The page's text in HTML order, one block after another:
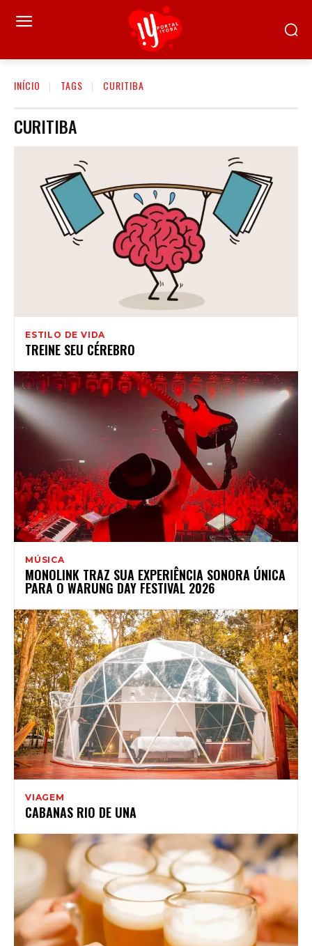
INÍCIO TAGS CURITIBA
CURITIBA
ESTILO DE VIDA
TREINE SEU CÉREBRO
MÚSICA
MONOLINK TRAZ SUA EXPERIÊNCIA SONORA ÚNICA
PARA O WARUNG DAY FESTIVAL 2026
VIAGEM
CABANAS RIO DE UNA